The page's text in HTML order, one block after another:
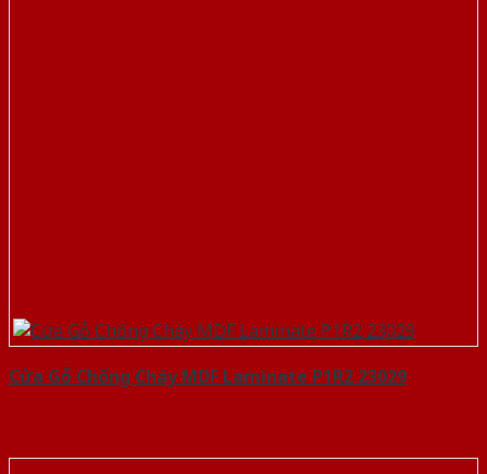
Cửa Gỗ Chống Cháy MDF Laminate P1R2 23029